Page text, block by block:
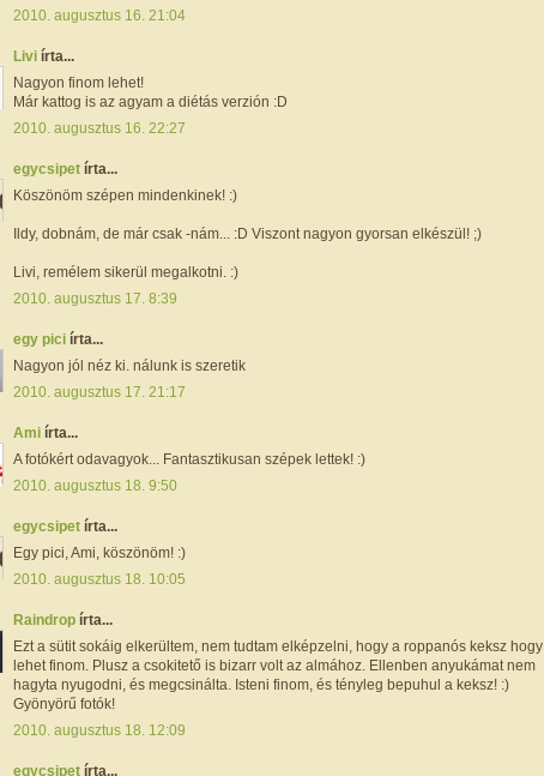
2010. augusztus 16. 21:04
Livi írta...
Nagyon finom lehet!
Már kattog is az agyam a diétás verzión :D
2010. augusztus 16. 22:27
egycsipet írta...
Köszönöm szépen mindenkinek! :)
Ildy, dobnám, de már csak -nám... :D Viszont nagyon gyorsan elkészül! ;)
Livi, remélem sikerül megalkotni. :)
2010. augusztus 17. 8:39
egy pici írta...
Nagyon jól néz ki. nálunk is szeretik
2010. augusztus 17. 21:17
Ami írta...
A fotókért odavagyok... Fantasztikusan szépek lettek! :)
2010. augusztus 18. 9:50
egycsipet írta...
Egy pici, Ami, köszönöm! :)
2010. augusztus 18. 10:05
Raindrop írta...
Ezt a sütit sokáig elkerültem, nem tudtam elképzelni, hogy a roppanós keksz hogy
lehet finom. Plusz a csokitető is bizarr volt az almához. Ellenben anyukámat nem
hagyta nyugodni, és megcsinálta. Isteni finom, és tényleg bepuhul a keksz! :)
Gyönyörű fotók!
2010. augusztus 18. 12:09
egycsipet írta...